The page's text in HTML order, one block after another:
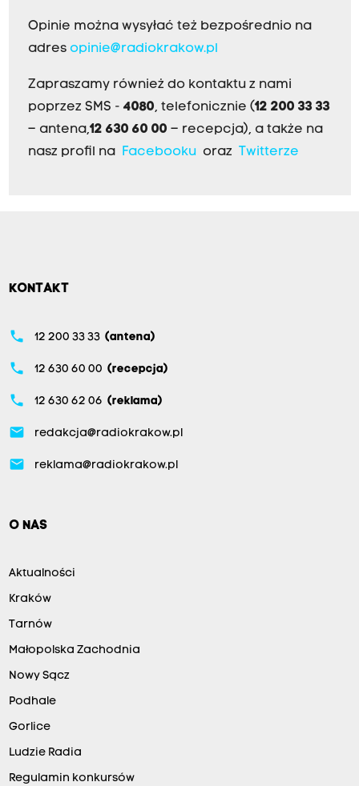
Opinie można wysyłać też bezpośrednio na
adres opinie@radiokrakow.pl
Zapraszamy również do kontaktu z nami
poprzez SMS - 4080, telefonicznie (12 200 33 33
– antena,12 630 60 00 – recepcja), a także na
nasz profil na
Facebookuoraz Twitterze
KONTAKT
phone 12 200 33 33 (antena)
phone 12 630 60 00 (recepcja)
phone 12 630 62 06 (reklama)
email redakcja@radiokrakow.pl
email reklama@radiokrakow.pl
O NAS
Aktualności
Kraków
Tarnów
Małopolska Zachodnia
Nowy Sącz
Podhale
Gorlice
Ludzie Radia
Regulamin konkursów